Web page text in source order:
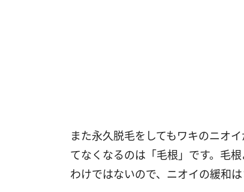
また永久脱毛をしてもワキのニオ
てなくなるのは「毛根」です。毛
わけではないので、ニオイの緩和